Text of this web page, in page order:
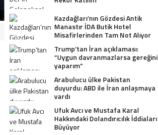
Kazdağları’nın Gözdesi Antik
Manastır İDA Butik Hotel
Misafirlerinden Tam Not Alıyor
Trump’tan İran açıklaması:
“Uygun davranmazlarsa gereğini
yaparım”
Arabulucu ülke Pakistan
duyurdu: ABD ile İran anlaşmaya
vardı
Ufuk Avcı ve Mustafa Karal
Hakkındaki Dolandırıcılık İddiaları
Büyüyor